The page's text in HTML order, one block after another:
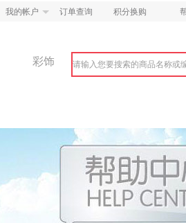
我的帐户 订单查询 积分换购
彩饰